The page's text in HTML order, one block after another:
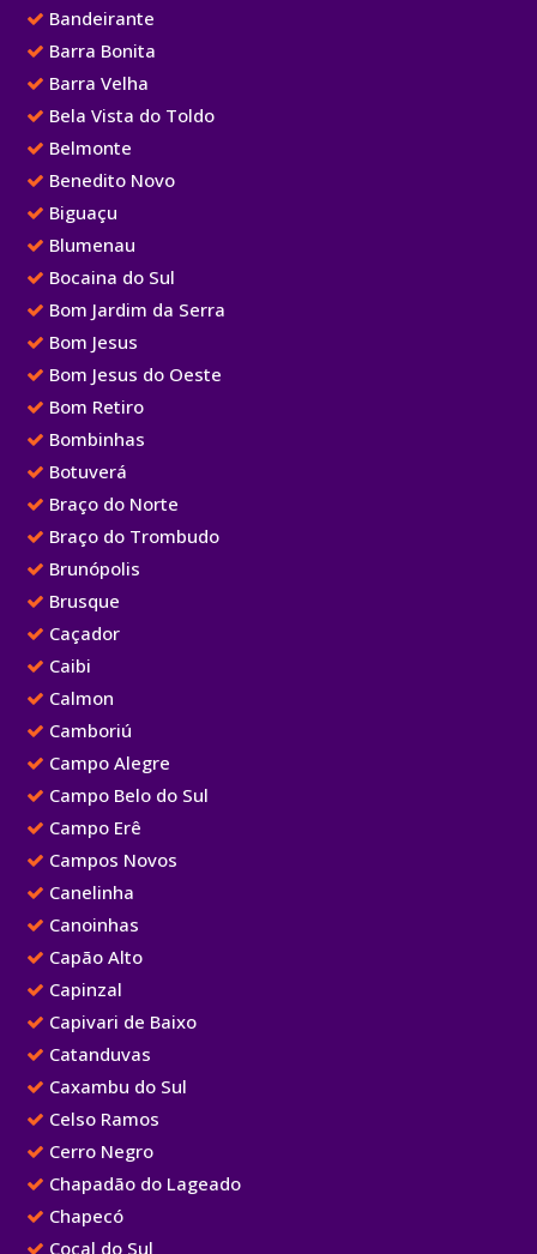
Bandeirante
Barra Bonita
Barra Velha
Bela Vista do Toldo
Belmonte
Benedito Novo
Biguaçu
Blumenau
Bocaina do Sul
Bom Jardim da Serra
Bom Jesus
Bom Jesus do Oeste
Bom Retiro
Bombinhas
Botuverá
Braço do Norte
Braço do Trombudo
Brunópolis
Brusque
Caçador
Caibi
Calmon
Camboriú
Campo Alegre
Campo Belo do Sul
Campo Erê
Campos Novos
Canelinha
Canoinhas
Capão Alto
Capinzal
Capivari de Baixo
Catanduvas
Caxambu do Sul
Celso Ramos
Cerro Negro
Chapadão do Lageado
Chapecó
Cocal do Sul